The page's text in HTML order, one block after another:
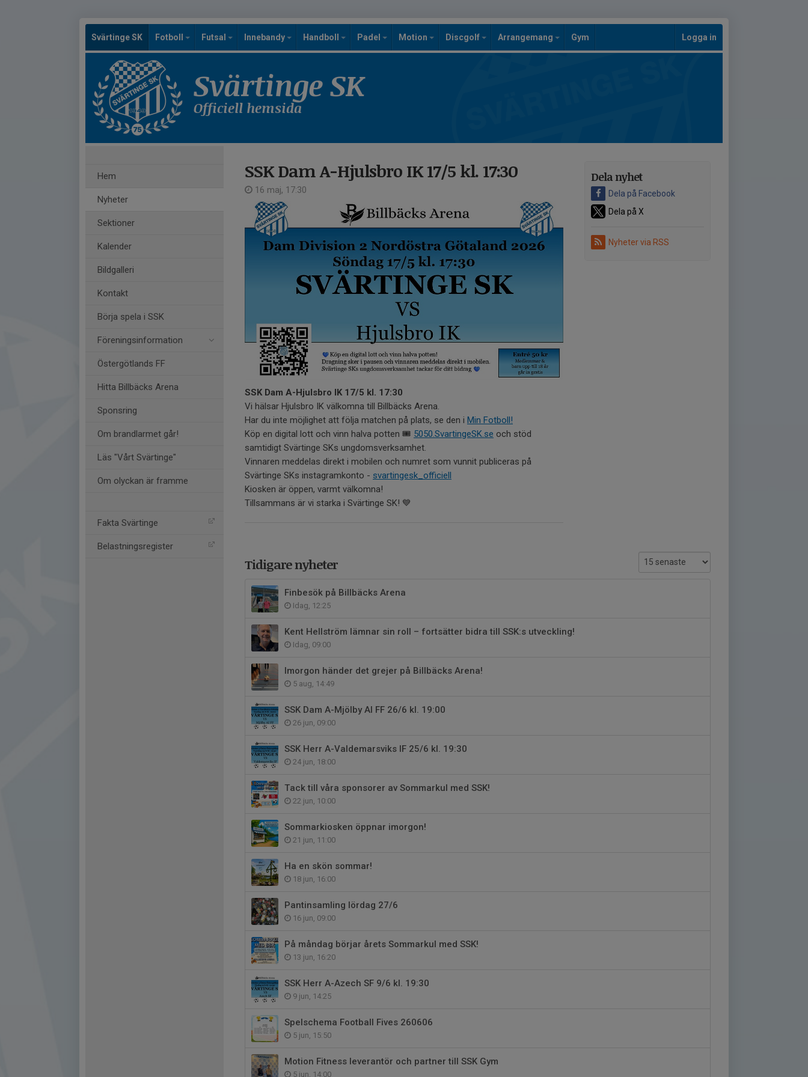
Svärtinge SK Fotboll Futsal Innebandy Handboll Padel Motion Discgolf Arrangemang Gym Logga in
Svärtinge SK
Officiell hemsida
Hem
Nyheter
Sektioner
Kalender
Bildgalleri
Kontakt
Börja spela i SSK
Föreningsinformation
Östergötlands FF
Hitta Billbäcks Arena
Sponsring
Om brandlarmet går!
Läs "Vårt Svärtinge"
Om olyckan är framme
Fakta Svärtinge
Belastningsregister
Dela nyhet
Dela på Facebook
Dela på X
Nyheter via RSS
SSK Dam A-Hjulsbro IK 17/5 kl. 17:30
16 maj, 17:30
SSK Dam A-Hjulsbro IK 17/5 kl. 17:30
Vi hälsar Hjulsbro IK välkomna till Billbäcks Arena.
Har du inte möjlighet att följa matchen på plats, se den i Min Fotboll!
Köp en digital lott och vinn halva potten 🎟️ 5050.SvartingeSK.se och stöd
samtidigt Svärtinge SKs ungdomsverksamhet.
Vinnaren meddelas direkt i mobilen och numret som vunnit publiceras på
Svärtinge SKs instagramkonto - svartingesk_officiell
Kiosken är öppen, varmt välkomna!
Tillsammans är vi starka i Svärtinge SK! 💙
Tidigare nyheter
Finbesök på Billbäcks Arena
Idag, 12:25
Kent Hellström lämnar sin roll – fortsätter bidra till SSK:s utveckling!
Idag, 09:00
Imorgon händer det grejer på Billbäcks Arena!
5 aug, 14:49
SSK Dam A-Mjölby AI FF 26/6 kl. 19:00
26 jun, 09:00
SSK Herr A-Valdemarsviks IF 25/6 kl. 19:30
24 jun, 18:00
Tack till våra sponsorer av Sommarkul med SSK!
22 jun, 10:00
Sommarkiosken öppnar imorgon!
21 jun, 11:00
Ha en skön sommar!
18 jun, 16:00
Pantinsamling lördag 27/6
16 jun, 09:00
På måndag börjar årets Sommarkul med SSK!
13 jun, 16:20
SSK Herr A-Azech SF 9/6 kl. 19:30
9 jun, 14:25
Spelschema Football Fives 260606
5 jun, 15:50
Motion Fitness leverantör och partner till SSK Gym
5 jun, 14:00